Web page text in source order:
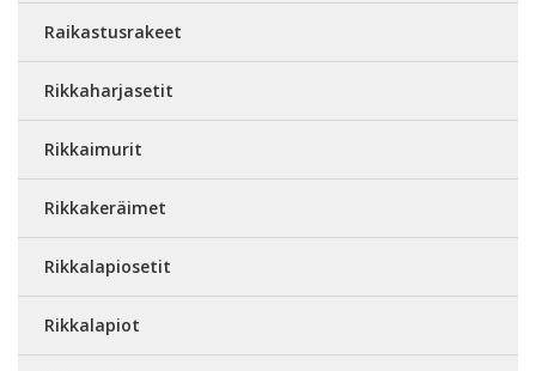
Raikastusrakeet
Rikkaharjasetit
Rikkaimurit
Rikkakeräimet
Rikkalapiosetit
Rikkalapiot